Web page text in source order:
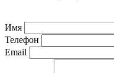
Имя
Телефон
Email